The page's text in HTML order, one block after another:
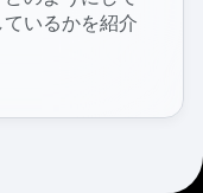
いるかを紹介